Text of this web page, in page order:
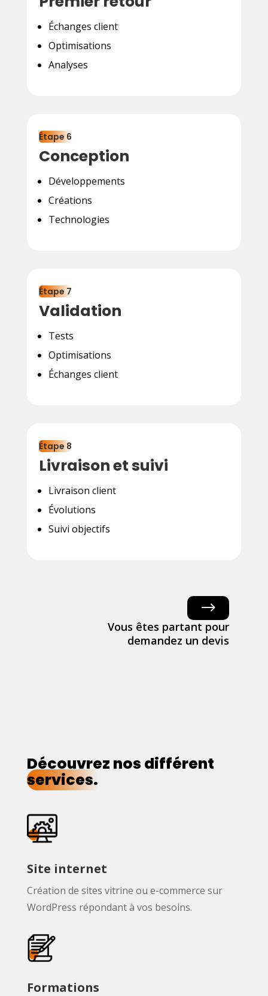
Échanges client
Optimisations
Analyses
Étape 6
Conception
Développements
Créations
Technologies
Étape 7
Validation
Tests
Optimisations
Échanges client
Étape 8
Livraison et suivi
Livraison client
Évolutions
Suivi objectifs
$
Vous êtes partant pour
demandez un devis
Découvrez nos différent
services.
Site internet
Création de sites vitrine ou e-commerce sur
WordPress répondant à vos besoins.
Formations